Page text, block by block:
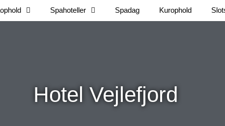
Spahoteller Spadag Kurophold
Hotel Vejlefjord